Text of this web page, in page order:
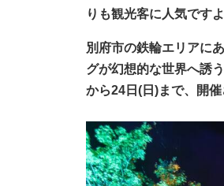
りも観光客に人気ですよ
別府市の鉄輪エリアに
グが幻想的な世界へ誘
から24日(日)まで、開催